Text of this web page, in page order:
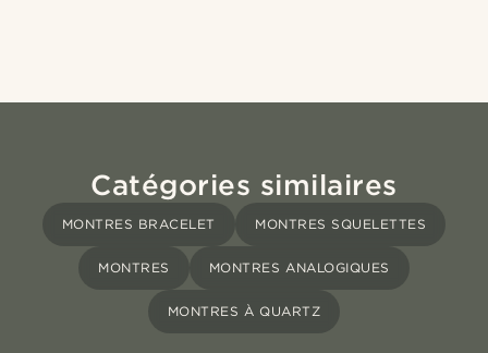
Catégories similaires
MONTRES BRACELET MONTRES SQUELETTES
MONTRES MONTRES ANALOGIQUES
MONTRES À QUARTZ